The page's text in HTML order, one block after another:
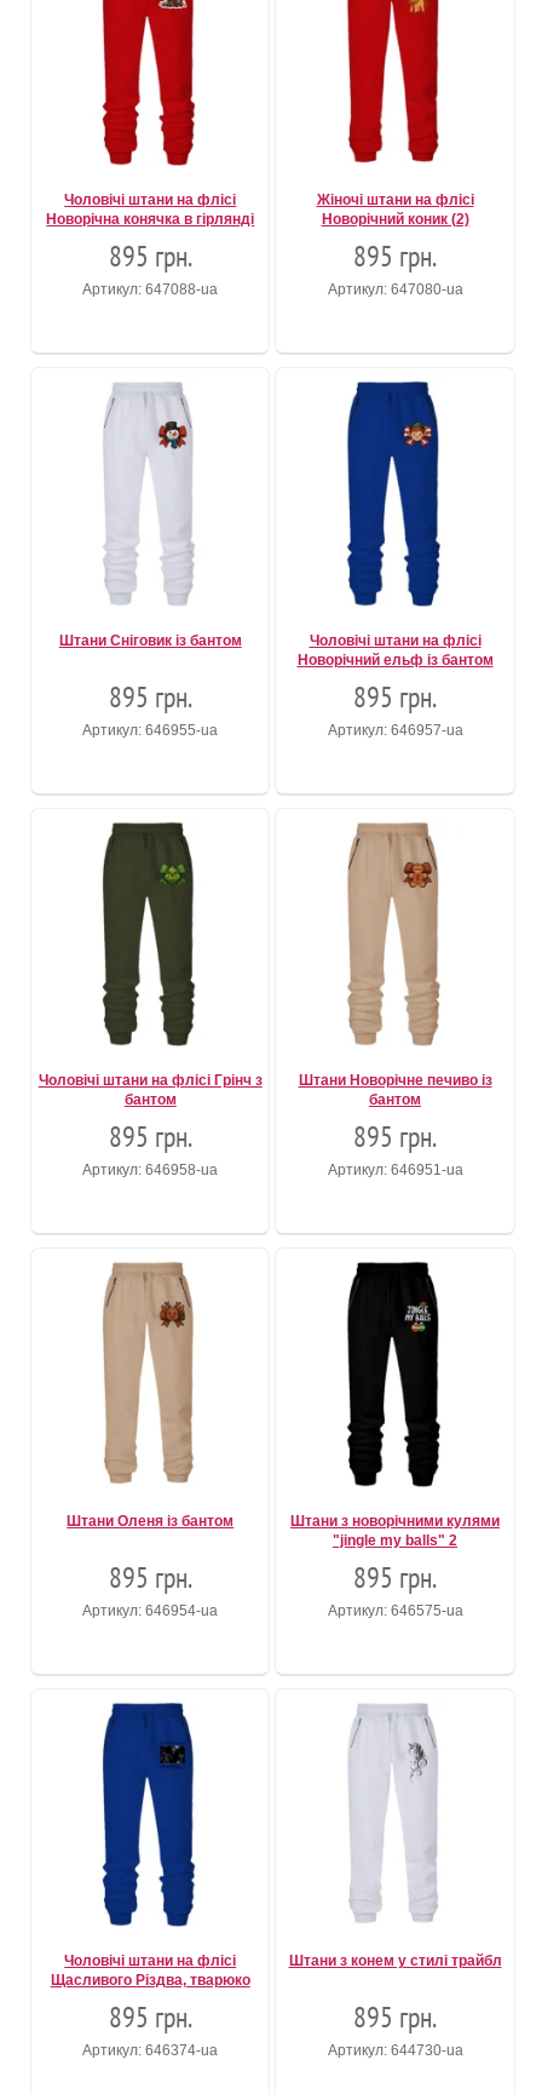
Чоловічі штани на флісі
Новорічна конячка в гірлянді
895 грн.
Артикул: 647088-ua
Жіночі штани на флісі
Новорічний коник (2)
895 грн.
Артикул: 647080-ua
Штани Сніговик із бантом
895 грн.
Артикул: 646955-ua
Чоловічі штани на флісі
Новорічний ельф із бантом
895 грн.
Артикул: 646957-ua
Чоловічі штани на флісі Грінч з
бантом
895 грн.
Артикул: 646958-ua
Штани Новорічне печиво із
бантом
895 грн.
Артикул: 646951-ua
Штани Оленя із бантом
895 грн.
Артикул: 646954-ua
Штани з новорічними кулями
"jingle my balls" 2
895 грн.
Артикул: 646575-ua
Чоловічі штани на флісі
Щасливого Різдва, тварюко
895 грн.
Артикул: 646374-ua
Штани з конем у стилі трайбл
895 грн.
Артикул: 644730-ua